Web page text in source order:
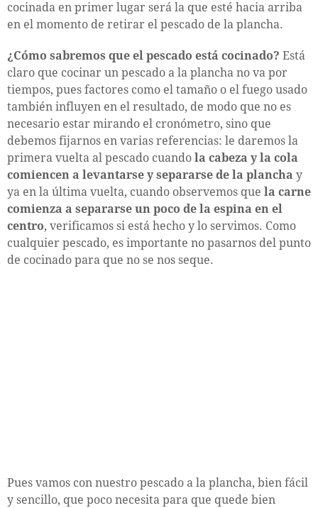
cocinada en primer lugar será la que esté hacia arriba
en el momento de retirar el pescado de la plancha.
¿Cómo sabremos que el pescado está cocinado? Está
claro que cocinar un pescado a la plancha no va por
tiempos, pues factores como el tamaño o el fuego usado
también influyen en el resultado, de modo que no es
necesario estar mirando el cronómetro, sino que
debemos fijarnos en varias referencias: le daremos la
primera vuelta al pescado cuando la cabeza y la cola
comiencen a levantarse y separarse de la plancha y
ya en la última vuelta, cuando observemos que la carne
comienza a separarse un poco de la espina en el
centro, verificamos si está hecho y lo servimos. Como
cualquier pescado, es importante no pasarnos del punto
de cocinado para que no se nos seque.
Pues vamos con nuestro pescado a la plancha, bien fácil
y sencillo, que poco necesita para que quede bien